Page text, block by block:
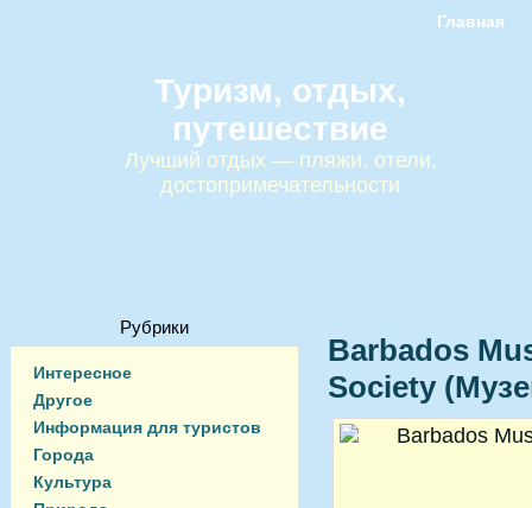
Главная
Туризм, отдых,
путешествие
Лучший отдых — пляжи, отели,
достопримечательности
Рубрики
Интересное
Другое
Информация для туристов
Города
Культура
Barbados
Society